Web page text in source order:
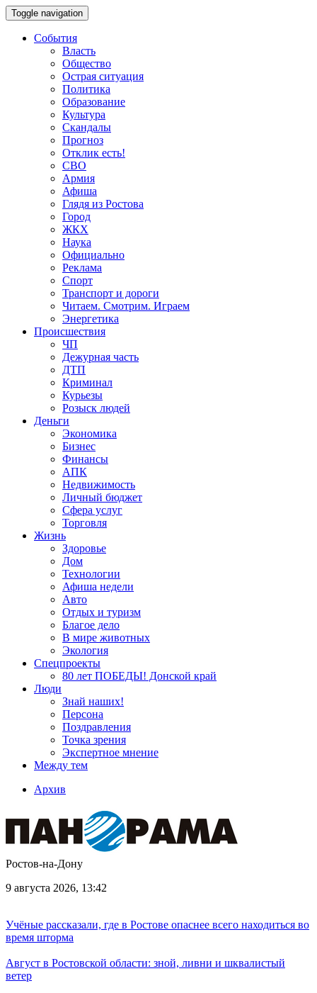
Toggle navigation
События
Власть
Общество
Острая ситуация
Политика
Образование
Культура
Скандалы
Прогноз
Отклик есть!
СВО
Армия
Афиша
Глядя из Ростова
Город
ЖКХ
Наука
Официально
Реклама
Спорт
Транспорт и дороги
Читаем. Смотрим. Играем
Энергетика
Происшествия
ЧП
Дежурная часть
ДТП
Криминал
Курьезы
Розыск людей
Деньги
Экономика
Бизнес
Финансы
АПК
Недвижимость
Личный бюджет
Сфера услуг
Торговля
Жизнь
Здоровье
Дом
Технологии
Афиша недели
Авто
Отдых и туризм
Благое дело
В мире животных
Экология
Спецпроекты
80 лет ПОБЕДЫ! Донской край
Люди
Знай наших!
Персона
Поздравления
Точка зрения
Экспертное мнение
Между тем
Архив
Ростов-на-Дону
9 августа 2026, 13:42
Учёные рассказали, где в Ростове опаснее всего находиться во
время шторма
Август в Ростовской области: зной, ливни и шквалистый
ветер